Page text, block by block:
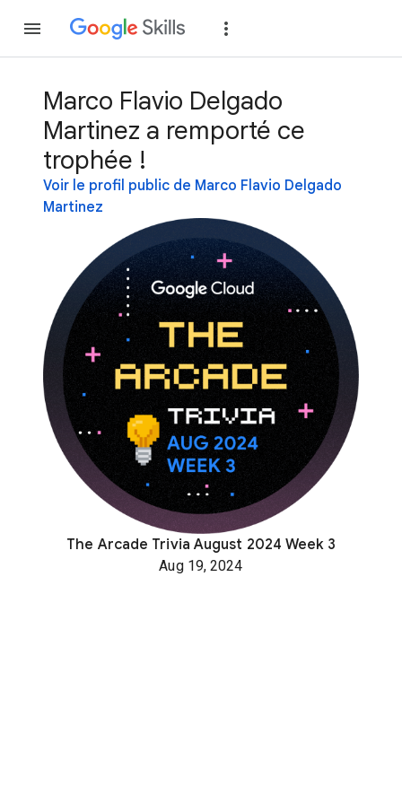
Marco Flavio Delgado
Martinez a remporté ce
trophée !
Voir le profil public de Marco Flavio Delgado
Martinez